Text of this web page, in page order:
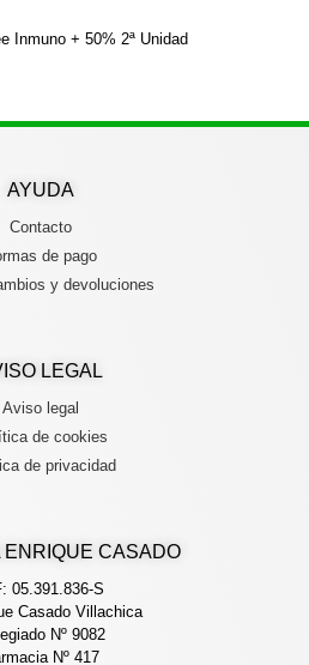
Inmuno + 50% 2ª Unidad
ENRIQUE CASADO
05.391.836-S
Casado Villachica
Nº 9082
Nº 417
LEGAL
Aviso legal
de cookies
de privacidad
AYUDA
Contacto
de pago
y devoluciones